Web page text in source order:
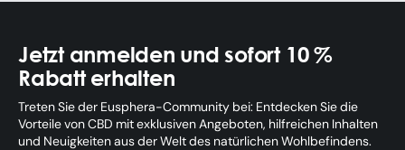
Jetzt anmelden und sofort 10 %
Rabatt erhalten
Treten Sie der Eusphera-Community bei: Entdecken Sie die
Vorteile von CBD mit exklusiven Angeboten, hilfreichen Inhalten
und Neuigkeiten aus der Welt des natürlichen Wohlbefindens.